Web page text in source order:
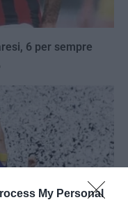
My Personal
6 per sempre